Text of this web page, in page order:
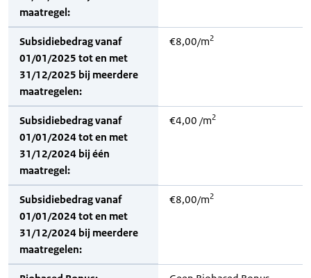
maatregel:
Subsidiebedrag vanaf
01/01/2025 tot en met
31/12/2025 bij meerdere
maatregelen:
€8,00/m2
Subsidiebedrag vanaf
01/01/2024 tot en met
31/12/2024 bij één
maatregel:
€4,00 /m2
Subsidiebedrag vanaf
01/01/2024 tot en met
31/12/2024 bij meerdere
maatregelen:
€8,00/m2